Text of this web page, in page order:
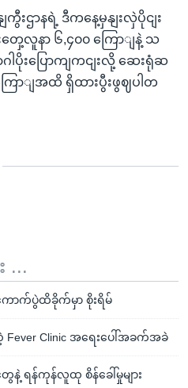
ကွီးဌာနရဲ့ ဒီကနေ့မှနျးလှဲပိုငျး
ေ့လူနာ ၆,၄၀၀ ကြောျနဲ့ သ
ါပိုးပြောကျကငျးလို့ ဆေးရုံဆ
ောျအထိ ရှိထားပွီးဖွဈပါတ
...
ာက်ပွဲထိခိုက်မှာ စိုးရိမ်
Fever Clinic အရေးပေါ်အခက်အခဲ
ရန်ကုန်လူထု စိန်ခေါ်မှုများ